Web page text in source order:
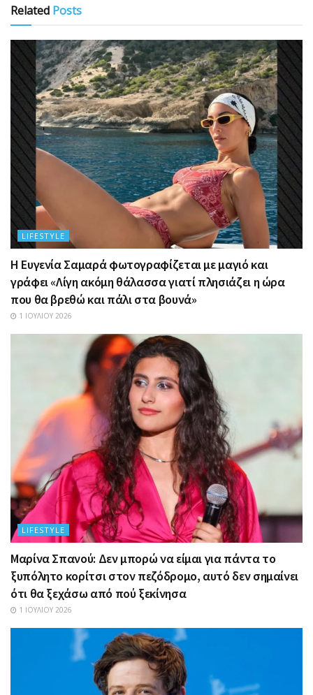
Related Posts
LIFESTYLE
Η Ευγενία Σαμαρά φωτογραφίζεται με μαγιό και
γράφει «Λίγη ακόμη θάλασσα γιατί πλησιάζει η ώρα
που θα βρεθώ και πάλι στα βουνά»
1 ΙΟΥΛΊΟΥ 2026
LIFESTYLE
Μαρίνα Σπανού: Δεν μπορώ να είμαι για πάντα το
ξυπόλητο κορίτσι στον πεζόδρομο, αυτό δεν σημαίνει
ότι θα ξεχάσω από πού ξεκίνησα
1 ΙΟΥΛΊΟΥ 2026